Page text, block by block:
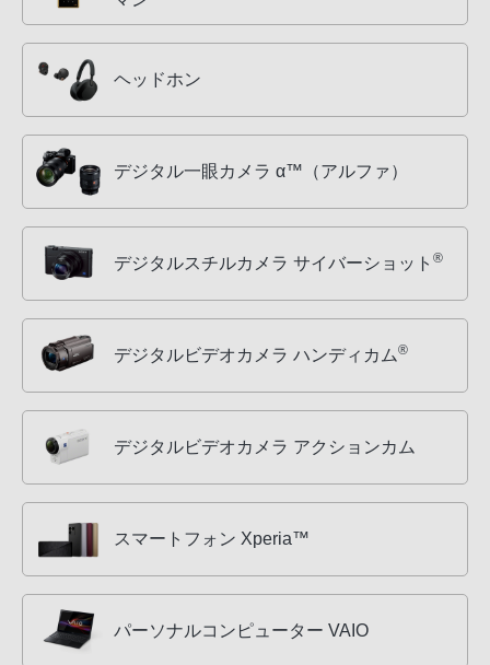
ヘッドホン
デジタル一眼カメラ α™（アルファ）
デジタルスチルカメラ サイバーショット ®
デジタルビデオカメラ ハンディカム®
デジタルビデオカメラ アクションカム
スマートフォン Xperia™
パーソナルコンピューター VAIO